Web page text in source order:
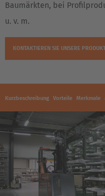
Baumärkten, bei
u. v. m.
KONTAKTIEREN SIE UNSERE
Kurzbeschreibung Vorteile Merkmale